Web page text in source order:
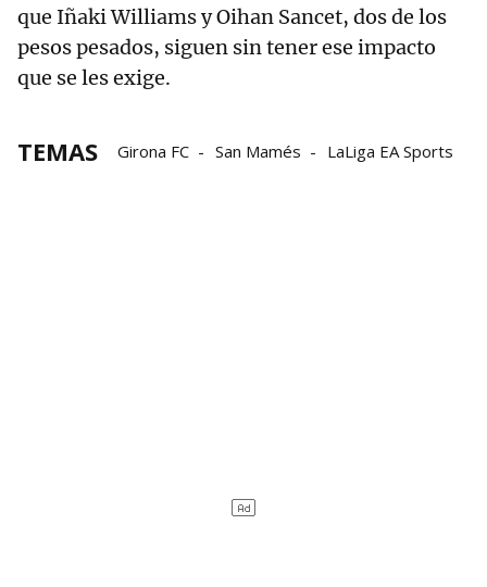
que Iñaki Williams y Oihan Sancet, dos de los
pesos pesados, siguen sin tener ese impacto
que se les exige.
TEMAS Girona FC San Mamés LaLiga EA Sports